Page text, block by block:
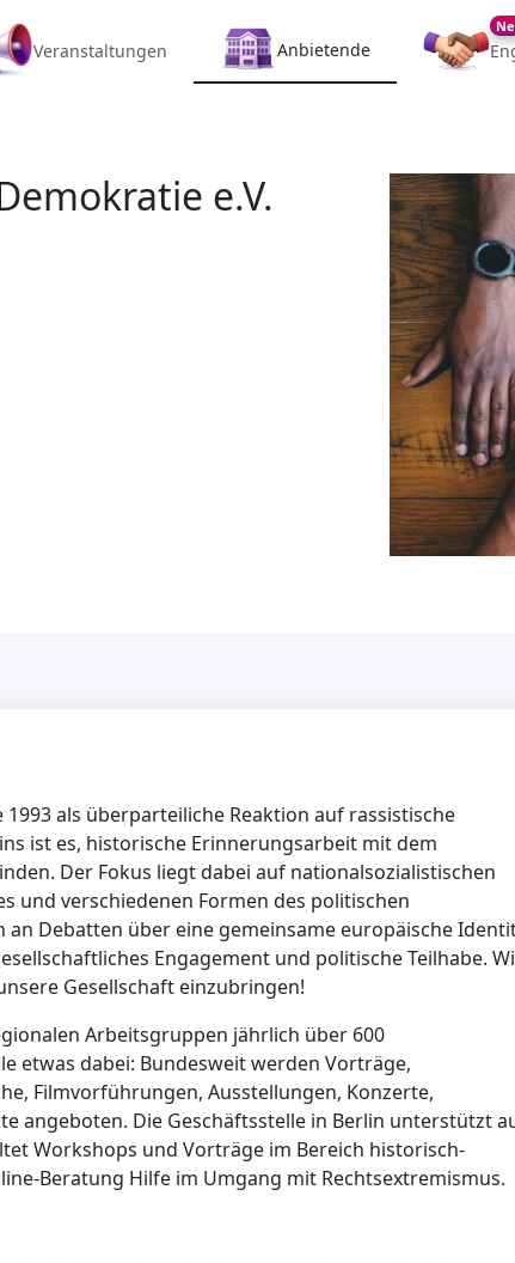
Veranstaltungen Anbietende
e.V.
als überparteiliche Reaktion auf rassistische
ist es, historische Erinnerungsarbeit mit dem
Der Fokus liegt dabei auf nationalsozialistischen
und verschiedenen Formen des politischen
Debatten über eine gemeinsame europäische
Engagement und politische Teilhabe.
Gesellschaft einzubringen!
Arbeitsgruppen jährlich über 600
etwas dabei: Bundesweit werden Vorträge,
Filmvorführungen, Ausstellungen, Konzerte,
angeboten. Die Geschäftsstelle in Berlin unterstützt
Workshops und Vorträge im Bereich historisch-
Beratung Hilfe im Umgang mit Rechtsextremismus.